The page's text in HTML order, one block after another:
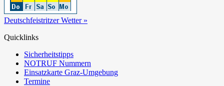
Deutschfeistritzer Wetter »
Quicklinks
Sicherheitstipps
NOTRUF Nummern
Einsatzkarte Graz-Umgebung
Termine